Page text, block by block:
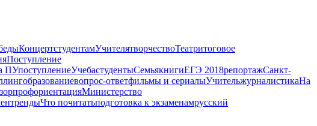
КонцертстудентамУчителятворчествоТеатритоговое
Поступление
ПУпоступлениеУчебастудентыСемьякнигиЕГЭ 2018репортажСанкт-
образованиевопрос-ответфильмы и сериалыУчительжурналистикаНа
профориентацияМинистерство
трендыЧто почитатьподготовка к экзаменамрусский